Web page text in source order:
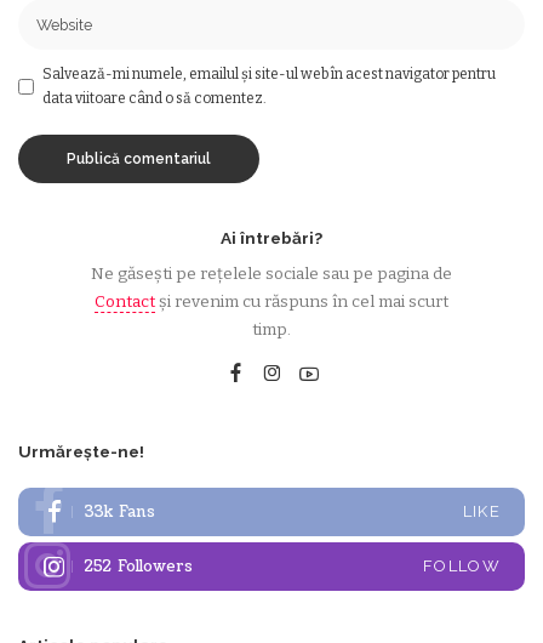
Salvează-mi numele, emailul și site-ul web în acest navigator pentru
data viitoare când o să comentez.
Ai întrebări?
Ne găsești pe rețelele sociale sau pe pagina de
Contactși revenim cu răspuns în cel mai scurt
timp.
Urmărește-ne!
33k Fans LIKE
252 Followers FOLLOW